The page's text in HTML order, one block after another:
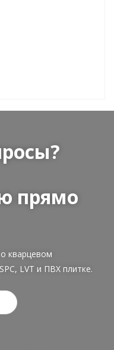
прямо
кварцевом
LVT и ПВХ плитке.